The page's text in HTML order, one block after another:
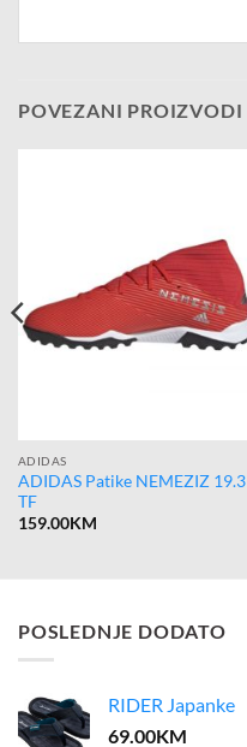
POVEZANI PROIZVODI
ADIDAS
ADIDAS Patike NEMEZIZ 19.3
TF
159.00KM
POSLEDNJE DODATO
RIDER Japanke
69.00KM